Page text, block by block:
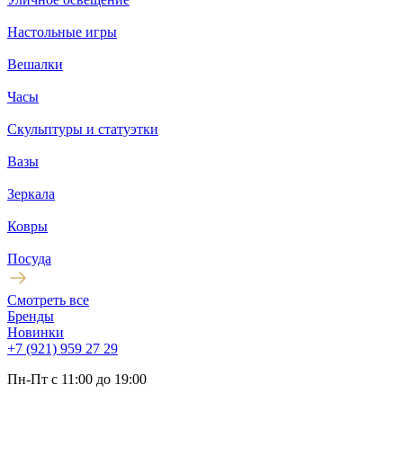
Настольные игры
Вешалки
Часы
Скульптуры и статуэтки
Вазы
Зеркала
Ковры
Посуда
Смотреть все
Бренды
Новинки
+7 (921) 959 27 29
Пн-Пт с 11:00 до 19:00